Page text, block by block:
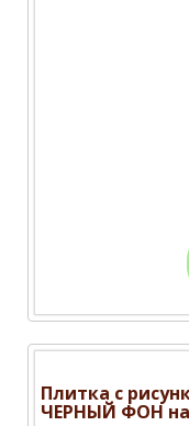
Плитка с
ЧЕРНЫЙ ФОН на